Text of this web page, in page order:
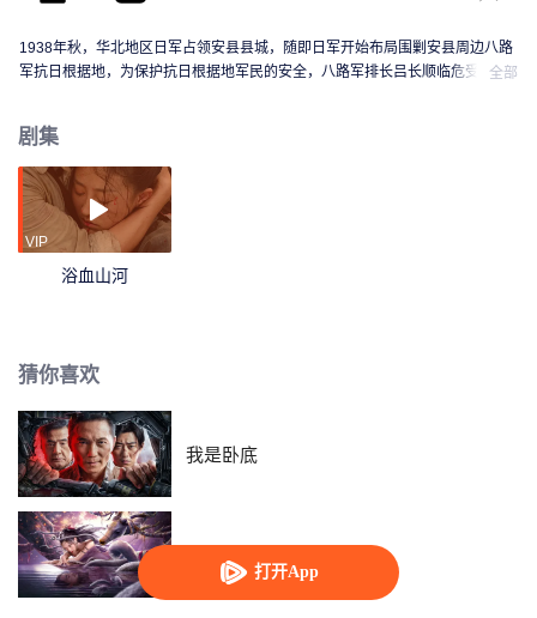
打开App
1938年秋，华北地区日军占领安县县城，随即日军开始布局围剿安县周边八路
军抗日根据地，为保护抗日根据地军民的安全，八路军排长吕长顺临危受命带
全部
剧集
VIP
浴血山河
猜你喜欢
我是卧底